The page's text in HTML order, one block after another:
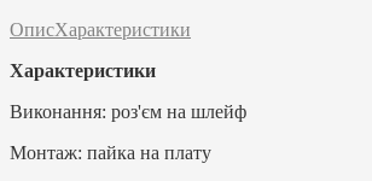
ОписХарактеристики
Характеристики
Виконання: роз'єм на шлейф
Монтаж: пайка на плату